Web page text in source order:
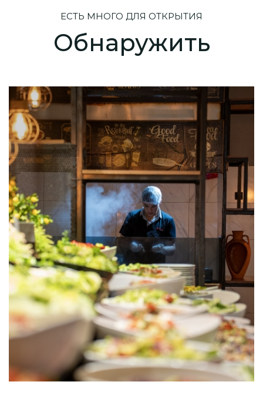
ЕСТЬ МНОГО ДЛЯ ОТКРЫТИЯ
Обнаружить